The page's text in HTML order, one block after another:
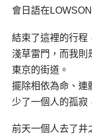
會日語在
結束了這裡的行程
淺草雷門，而我則
東京的街道。
擺除相依為命、連
少了一個人的孤寂
前天一個人去了井